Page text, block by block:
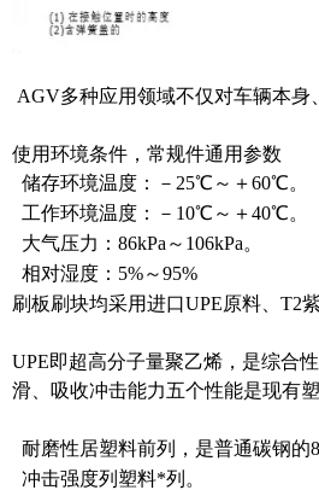
AGV多种应用领域不仅对车辆本身
使用环境条件，常规件通用参数
储存环境温度：－25℃～＋60℃。
工作环境温度：－10℃～＋40℃。
大气压力：86kPa～106kPa。
相对湿度：5%～95%
刷板刷块均采用进口UPE原料、T2
UPE即超高分子量聚乙烯，是综合
滑、吸收冲击能力五个性能是现有塑
耐磨性居塑料前列，是普通碳钢的8
冲击强度列塑料*列。